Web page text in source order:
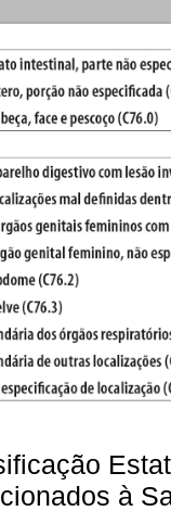
à